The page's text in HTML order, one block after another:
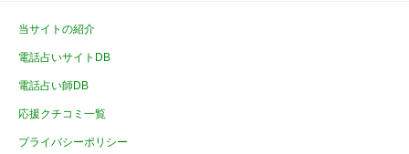
当サイトの紹介
電話占いサイトDB
電話占い師DB
応援クチコミ一覧
プライバシーポリシー